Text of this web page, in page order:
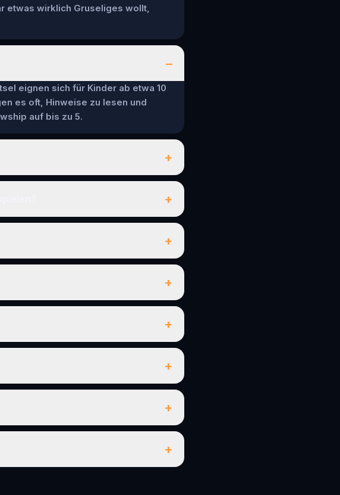
etwas wirklich Gruseliges wollt,
–
eignen sich für Kinder ab etwa 10
es oft, Hinweise zu lesen und
auf bis zu 5.
+
+
+
+
+
+
+
+